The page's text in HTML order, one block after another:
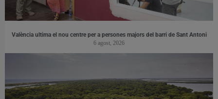
València ultima el nou centre per a persones majors del barri de Sant Antoni
6 agost, 2026